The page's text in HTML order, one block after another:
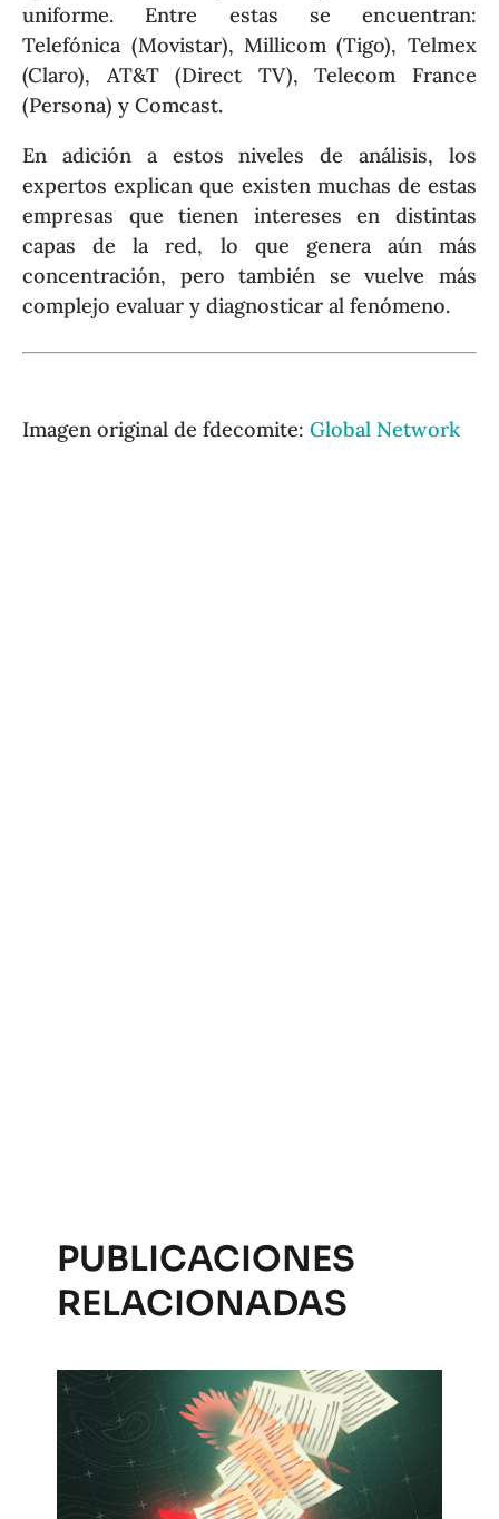
uniforme. Entre estas se encuentran:
Telefónica (Movistar), Millicom (Tigo), Telmex
(Claro), AT&T (Direct TV), Telecom France
(Persona) y Comcast.
En adición a estos niveles de análisis, los
expertos explican que existen muchas de estas
empresas que tienen intereses en distintas
capas de la red, lo que genera aún más
concentración, pero también se vuelve más
complejo evaluar y diagnosticar al fenómeno.
Imagen original de fdecomite:Global Network
PUBLICACIONES
RELACIONADAS